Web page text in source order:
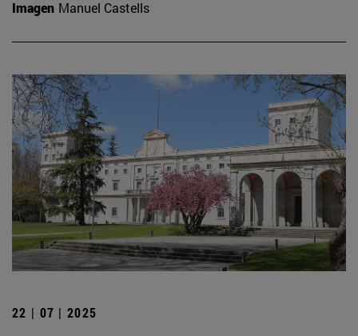
Imagen Manuel Castells
22 | 07 | 2025